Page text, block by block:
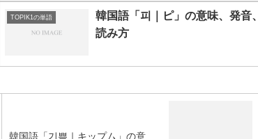
TOPIK1の単語
韓国語「피｜ピ」の意味、発音、
読み方
韓国語「기쁨｜キップム」の意